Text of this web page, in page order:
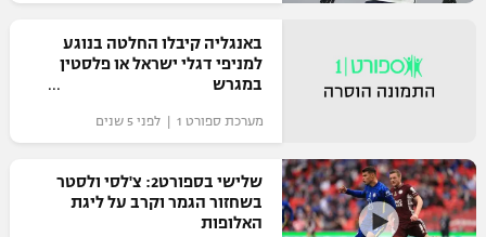
הצטרפות לחבילת הערוצים
תגיות
באנגליה קיבלו החלטה בנוגע
למניפי דגלי ישראל או פלסטין
במגרש
מערכת ספורט 1 | לפני 5 שנים
שלישי בספורט2: צ'לסי ולסטר
בשחזור הגמר וקרב על ליגת
האלופות